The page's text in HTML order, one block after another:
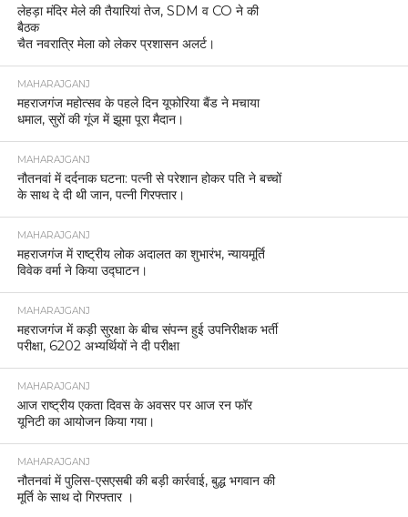
लेहड़ा मंदिर मेले की तैयारियां तेज, SDM व CO ने की
बैठक
चैत नवरात्रि मेला को लेकर प्रशासन अलर्ट।
MAHARAJGANJ
महराजगंज महोत्सव के पहले दिन यूफोरिया बैंड ने मचाया
धमाल, सुरों की गूंज में झूमा पूरा मैदान।
MAHARAJGANJ
नौतनवां में दर्दनाक घटना: पत्नी से परेशान होकर पति ने बच्चों
के साथ दे दी थी जान, पत्नी गिरफ्तार।
MAHARAJGANJ
महराजगंज में राष्ट्रीय लोक अदालत का शुभारंभ, न्यायमूर्ति
विवेक वर्मा ने किया उद्घाटन।
MAHARAJGANJ
महराजगंज में कड़ी सुरक्षा के बीच संपन्न हुई उपनिरीक्षक भर्ती
परीक्षा, 6202 अभ्यर्थियों ने दी परीक्षा
MAHARAJGANJ
आज राष्ट्रीय एकता दिवस के अवसर पर आज रन फॉर
यूनिटी का आयोजन किया गया।
MAHARAJGANJ
नौतनवां में पुलिस-एसएसबी की बड़ी कार्रवाई, बुद्ध भगवान की
मूर्ति के साथ दो गिरफ्तार ।